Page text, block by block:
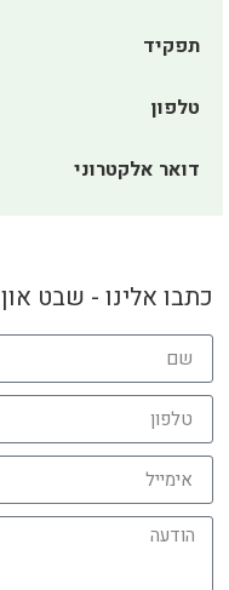
תפקיד
טלפון
דואר אלקטרוני
כתבו אלינו - שבט און